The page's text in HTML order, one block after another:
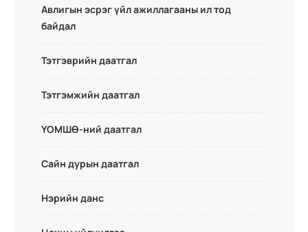
Авлигын эсрэг үйл ажиллагааны ил тод
байдал
Тэтгэврийн даатгал
Тэтгэмжийн даатгал
ҮОМШӨ-ний даатгал
Сайн дурын даатгал
Нэрийн данс